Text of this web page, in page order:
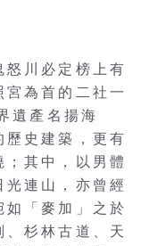
川必定榜上有
為首的二社一
遺產名揚海
史建築，更有
其中，以男體
連山，亦曾經
「麥加」之於
杉林古道、天